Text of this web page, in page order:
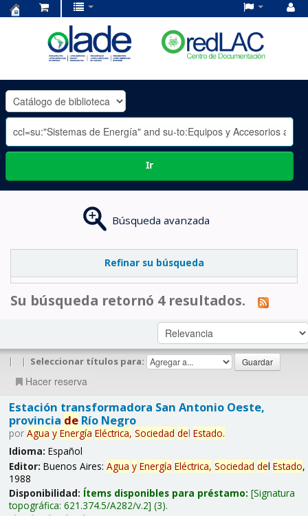
OLADE
-
Ir
Búsqueda avanzada
Refinar su búsqueda
Su búsqueda retornó 4 resultados.
| | Seleccionar títulos para:
Hacer reserva
Estación transformadora San Antonio Oeste,
provincia deRío Negro
por Agua y Energía Eléctrica, Sociedad del Estado.
Idioma: Español
Editor: Buenos Aires: Agua y Energía Eléctrica, Sociedad del Estado,
1988
Disponibilidad: Ítems disponibles para préstamo: Signatura
topográfica: 621.374.5/A282/v.2 (3).